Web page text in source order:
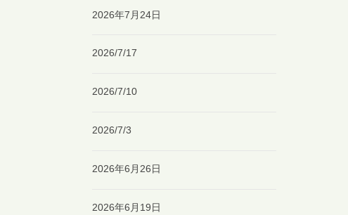
2026年7月24日
2026/7/17
2026/7/10
2026/7/3
2026年6月26日
2026年6月19日